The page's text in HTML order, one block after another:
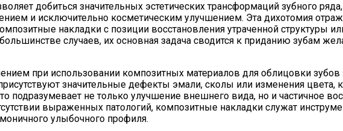
добиться значительных эстетических трансформаций зубного
и исключительно косметическим улучшением. Эта дихотомия
накладки с позиции восстановления утраченной структуры
случаев, их основная задача сводится к приданию зубам
при использовании композитных материалов для облицовки зубов
значительные дефекты эмали, сколы или изменения
подразумевает не только улучшение внешнего вида, но и частичное
выраженных патологий, композитные накладки служат
улыбочного профиля.